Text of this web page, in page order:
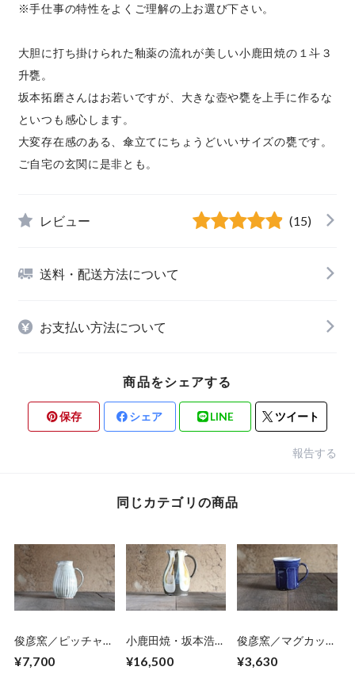
※手仕事の特性をよくご理解の上お選び下さい。
大胆に打ち掛けられた釉薬の流れが美しい小鹿田焼の１斗３
升甕。
坂本拓磨さんはお若いですが、大きな壺や甕を上手に作るな
といつも感心します。
大変存在感のある、傘立てにちょうどいいサイズの甕です。
ご自宅の玄関に是非とも。
レビュー (15)
送料・配送方法について
お支払い方法について
商品をシェアする
保存 シェア LINE ツイート
報告する
同じカテゴリの商品
俊彦窯／ピッチャー
03
¥7,700
小鹿田焼・坂本浩二
窯／8寸ピッチャ
ー 01
¥16,500
俊彦窯／マグカッ
プ 06
¥3,630